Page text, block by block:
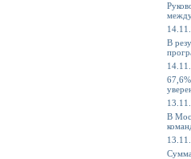
В
В